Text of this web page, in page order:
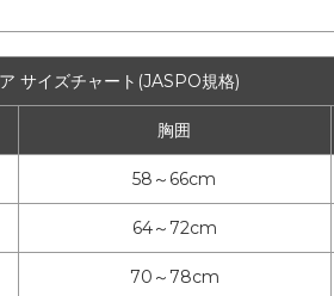
サイズチャート(JASPO規格)
胸囲
58～66cm
64～72cm
70～78cm